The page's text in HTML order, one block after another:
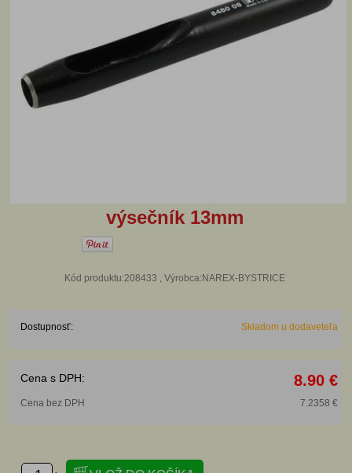
výsečník 13mm
Kód produktu:208433 , Výrobca:NAREX-BYSTRICE
Dostupnosť: Skladom u dodaveteľa
Cena s DPH: 8.90 €
Cena bez DPH 7.2358 €